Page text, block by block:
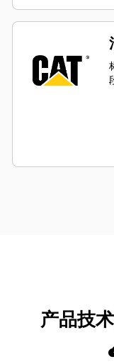
产品技